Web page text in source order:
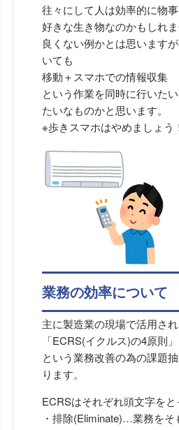
往々にして人は効率的に物
好きな生き物なのかもしれま
良くない例かとは思います
いても
移動＋スマホでの情報収集
という作業を同時に行いた
たいなものかと思います。
※歩きスマホはやめましょう
業務の効率について
主に製造業の現場で活用さ
「ECRS(イクルス)の4原則」
という業務改善の為の課題
ります。
ECRSはそれぞれ頭文字をと
・排除(Eliminate)…業務を